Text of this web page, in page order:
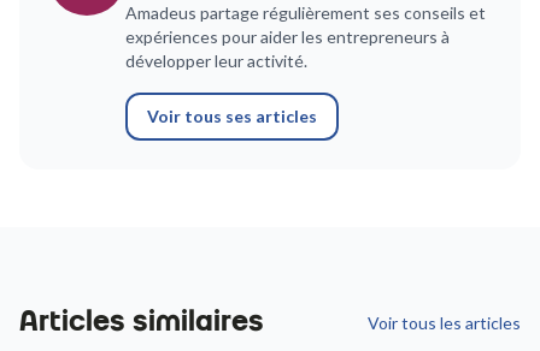
Amadeus partage régulièrement ses conseils et
expériences pour aider les entrepreneurs à
développer leur activité.
Voir tous ses articles
Articles similaires Voir tous les articles